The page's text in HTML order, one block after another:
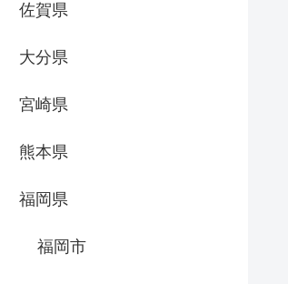
佐賀県
大分県
宮崎県
熊本県
福岡県
福岡市